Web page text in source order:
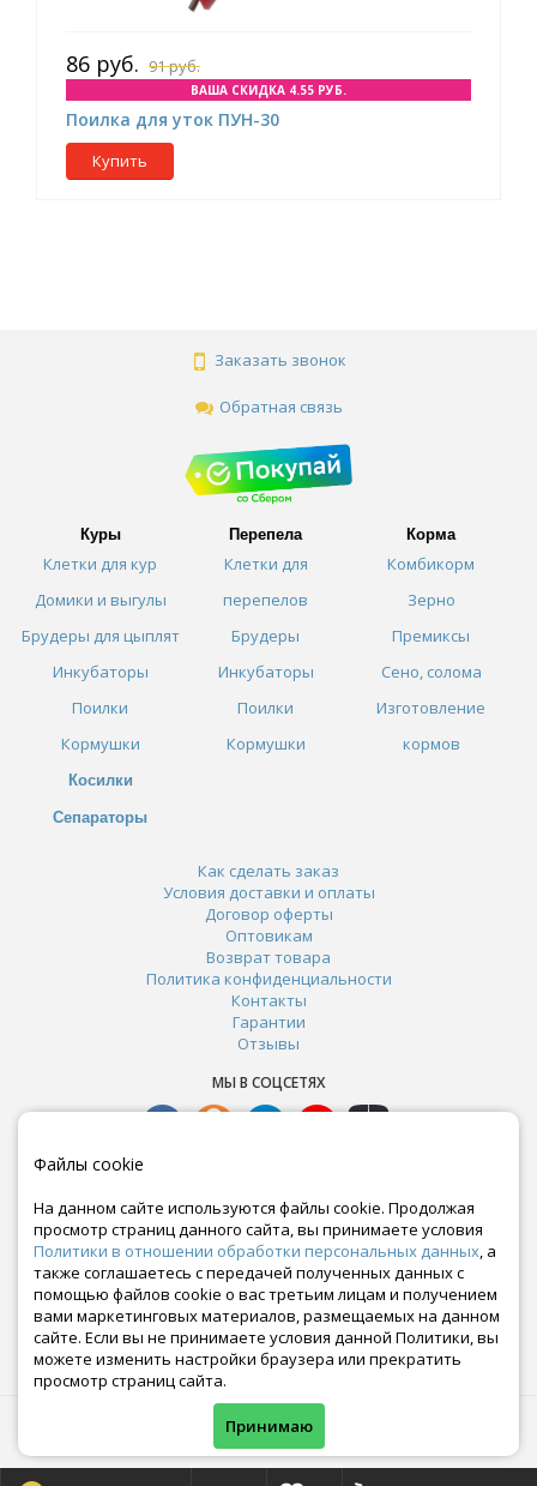
86 руб. 91 руб.
ВАША СКИДКА 4.55 РУБ.
Поилка для уток ПУН-30
Купить
Заказать звонок
Обратная связь
Куры
Клетки для кур
Домики и выгулы
Брудеры для цыплят
Инкубаторы
Поилки
Кормушки
Косилки
Сепараторы
Перепела
Клетки для
перепелов
Брудеры
Инкубаторы
Поилки
Кормушки
Корма
Комбикорм
Зерно
Премиксы
Сено, солома
Изготовление
кормов
Как сделать заказ
Условия доставки и оплаты
Договор оферты
Оптовикам
Возврат товара
Политика конфиденциальности
Контакты
Гарантии
Отзывы
МЫ В СОЦСЕТЯХ
Почта:
crazy-ferma@yandex.ru
© Все права защищены. Информация сайта защищена законом об авторских правах.
Файлы cookie
На данном сайте используются файлы cookie. Продолжая
просмотр страниц данного сайта, вы принимаете условия
Политики в отношении обработки персональных данных, а
также соглашаетесь с передачей полученных данных с
помощью файлов cookie о вас третьим лицам и получением
вами маркетинговых материалов, размещаемых на данном
сайте. Если вы не принимаете условия данной Политики, вы
можете изменить настройки браузера или прекратить
просмотр страниц сайта.
Принимаю